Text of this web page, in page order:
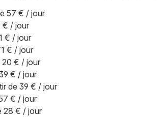
57 € / jour
€ / jour
€ / jour
€ / jour
20 € / jour
€ / jour
de 39 € / jour
€ / jour
28 € / jour